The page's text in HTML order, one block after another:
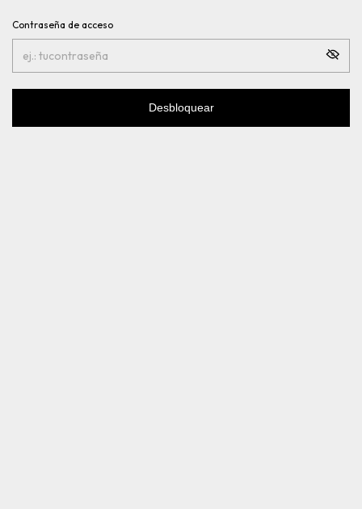
Contraseña de acceso
Desbloquear